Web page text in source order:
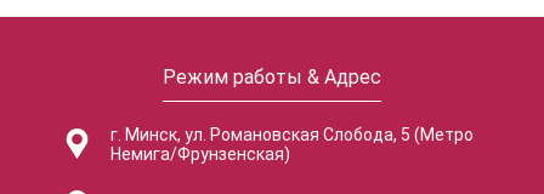
Режим работы & Адрес
г. Минск, ул. Романовская Слобода, 5 (Метро
Немига/Фрунзенская)